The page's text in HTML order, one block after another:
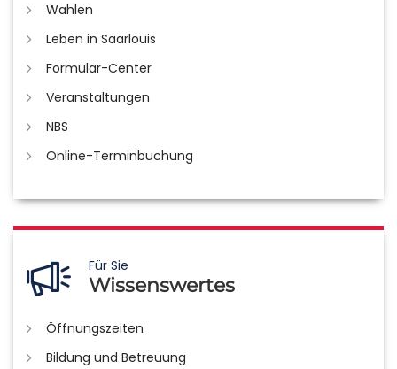
Wahlen
Leben in Saarlouis
Formular-Center
Veranstaltungen
NBS
Online-Terminbuchung
Für Sie
Wissenswertes
Öffnungszeiten
Bildung und Betreuung